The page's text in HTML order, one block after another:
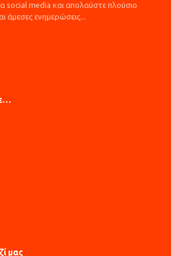
social media και απολαύστε πλούσιο
άμεσες ενημερώσεις...
μας